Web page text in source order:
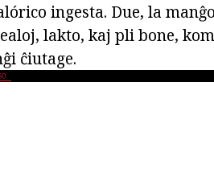
ingesta. Due, la
lakto, kaj pli bone,
ĉiutage.